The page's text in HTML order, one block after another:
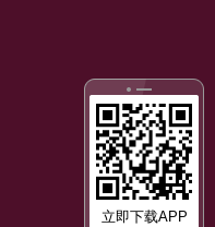
立即下载APP